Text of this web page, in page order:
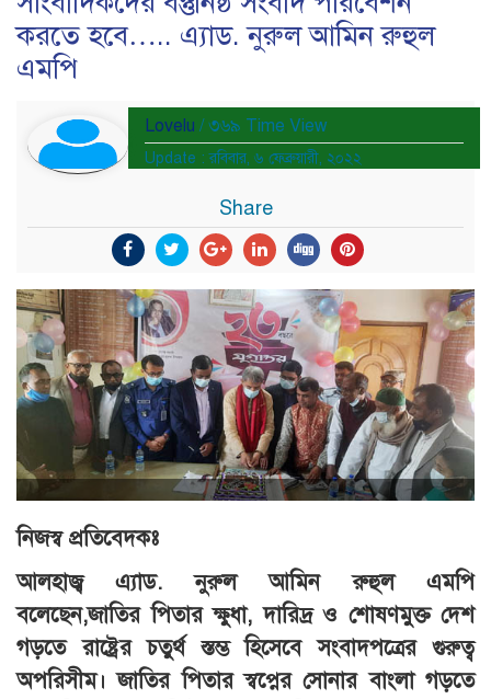
করতে হবে….. এ্যাড. নুরুল আমিন রুহুল
এমপি
Lovelu / ৩৬৯ Time View
Update : রবিবার, ৬ ফেব্রুয়ারী, ২০২২
Share
নিজস্ব প্রতিবেদকঃ
আলহাজ্ব এ্যাড. নুরুল আমিন রুহুল এমপি
বলেছেন,জাতির পিতার ক্ষুধা, দারিদ্র ও শোষণমুক্ত দেশ
গড়তে রাষ্ট্রের চতুর্থ স্তম্ভ হিসেবে সংবাদপত্রের গুরুত্ব
অপরিসীম। জাতির পিতার স্বপ্নের সোনার বাংলা গড়তে